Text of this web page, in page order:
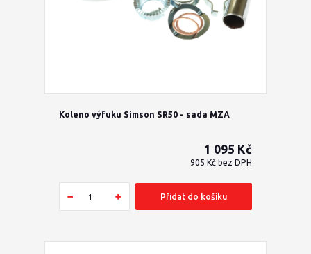
Koleno výfuku Simson SR50 - sada MZA
1 095 Kč
905 Kč bez DPH
Přidat do košíku